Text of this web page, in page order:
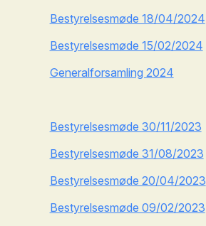
Bestyrelsesmøde 18/04/2024
Bestyrelsesmøde 15/02/2024
Generalforsamling 2024
Bestyrelsesmøde 30/11/2023
Bestyrelsesmøde 31/08/2023
Bestyrelsesmøde 20/04/2023
Bestyrelsesmøde 09/02/2023